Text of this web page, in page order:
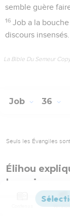
semble guère
16 Job a la
discours insensés.
La Bible Du Semeur
Job 36
Seuls les Évangiles
Élihou
humains
Elihou continua